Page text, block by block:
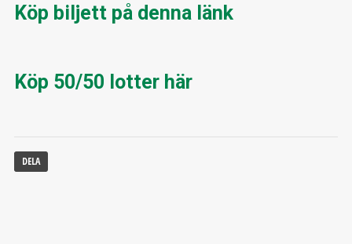
Köp biljett på denna länk
Köp 50/50 lotter här
DELA